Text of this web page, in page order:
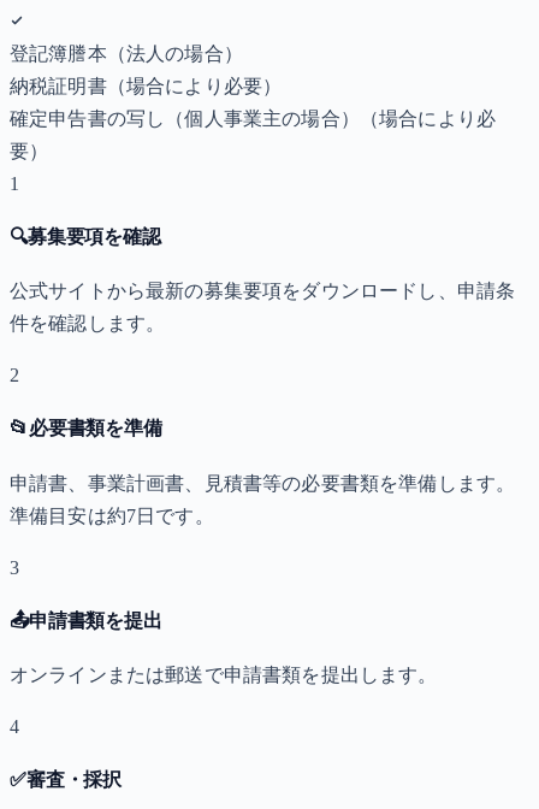
登記簿謄本（法人の場合）
納税証明書（場合により必要）
確定申告書の写し（個人事業主の場合）
（場合により必
要）
1
🔍募集要項を確認
公式サイトから最新の募集要項をダウンロードし、申請条
件を確認します。
2
📂 必要書類を準備
申請書、事業計画書、見積書等の必要書類を準備します。
準備目安は約7日です。
3
📤申請書類を提出
オンラインまたは郵送で申請書類を提出します。
4
✅審査・採択